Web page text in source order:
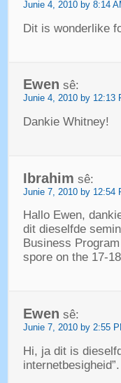
Junie 4, 2010 by 8:14
Dit is wonderlike
Ewen sê:
Junie 4, 2010 by 12:13
Dankie Whitney!
Ibrahim sê:
Junie 7, 2010 by 12:54
Hallo Ewen,
dit dieselfde
Business
spore on the 17-
Ewen sê:
Junie 7, 2010 by 2:55
Hi, ja dit is